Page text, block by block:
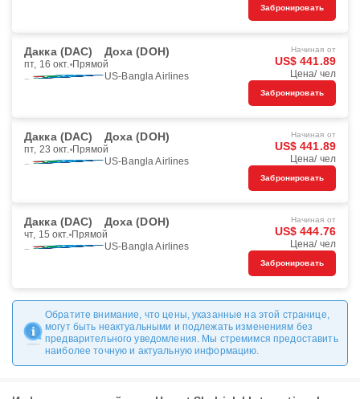
Забронировать
Дакка (DAC) Доха (DOH)
пт, 16 окт. Прямой
US-Bangla Airlines
Начиная от
US$ 441.89
Цена/ чел
Забронировать
Дакка (DAC) Доха (DOH)
пт, 23 окт. Прямой
US-Bangla Airlines
Начиная от
US$ 441.89
Цена/ чел
Забронировать
Дакка (DAC) Доха (DOH)
чт, 15 окт. Прямой
US-Bangla Airlines
Начиная от
US$ 444.76
Цена/ чел
Забронировать
Обратите внимание, что цены, указанные на этой странице,
могут быть неактуальными и подлежать изменениям без
предварительного уведомления. Мы стремимся предоставить
наиболее точную и актуальную информацию.